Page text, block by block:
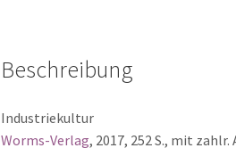
Beschreibung
Industriekultur
Worms-Verlag, 2017, 252 S., mit